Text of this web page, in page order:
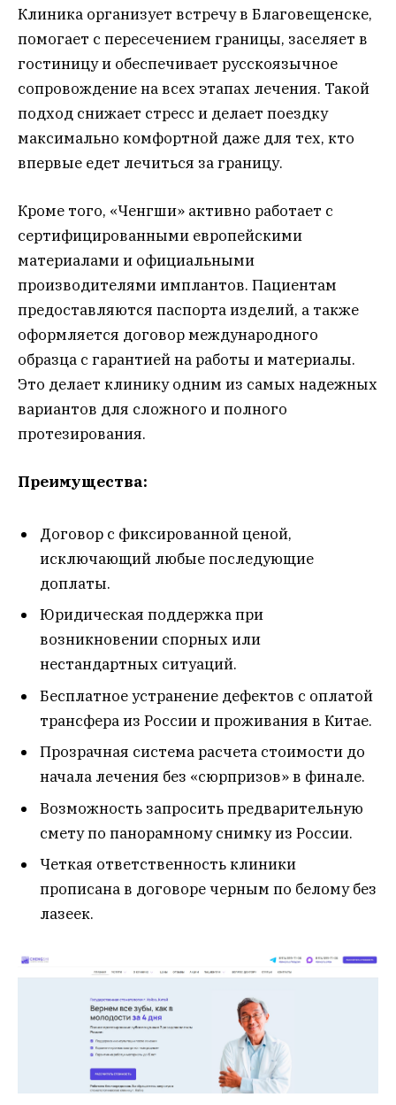
Клиника организует встречу в Благовещенске,
помогает с пересечением границы, заселяет в
гостиницу и обеспечивает русскоязычное
сопровождение на всех этапах лечения. Такой
подход снижает стресс и делает поездку
максимально комфортной даже для тех, кто
впервые едет лечиться за границу.
Кроме того, «Ченгши» активно работает с
сертифицированными европейскими
материалами и официальными
производителями имплантов. Пациентам
предоставляются паспорта изделий, а также
оформляется договор международного
образца с гарантией на работы и материалы.
Это делает клинику одним из самых надежных
вариантов для сложного и полного
протезирования.
Преимущества:
Договор с фиксированной ценой,
исключающий любые последующие
доплаты.
Юридическая поддержка при
возникновении спорных или
нестандартных ситуаций.
Бесплатное устранение дефектов с оплатой
трансфера из России и проживания в Китае.
Прозрачная система расчета стоимости до
начала лечения без «сюрпризов» в финале.
Возможность запросить предварительную
смету по панорамному снимку из России.
Четкая ответственность клиники
прописана в договоре черным по белому без
лазеек.